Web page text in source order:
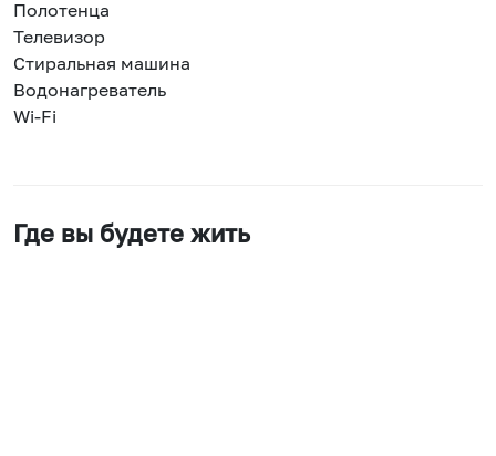
Полотенца
Телевизор
Стиральная машина
Водонагреватель
Wi-Fi
Где вы будете жить